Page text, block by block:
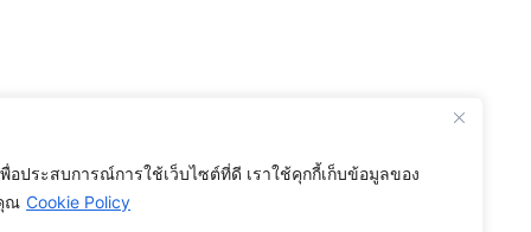
พื่อประสบการณ์การใช้เว็บไซต์ที่ดี เราใช้คุกกี้เก็บข้อมูลของ
ณ Cookie Policy